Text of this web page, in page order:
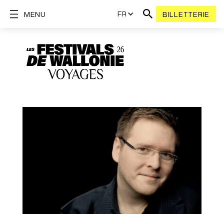
FR BILLETTERIE
MENU